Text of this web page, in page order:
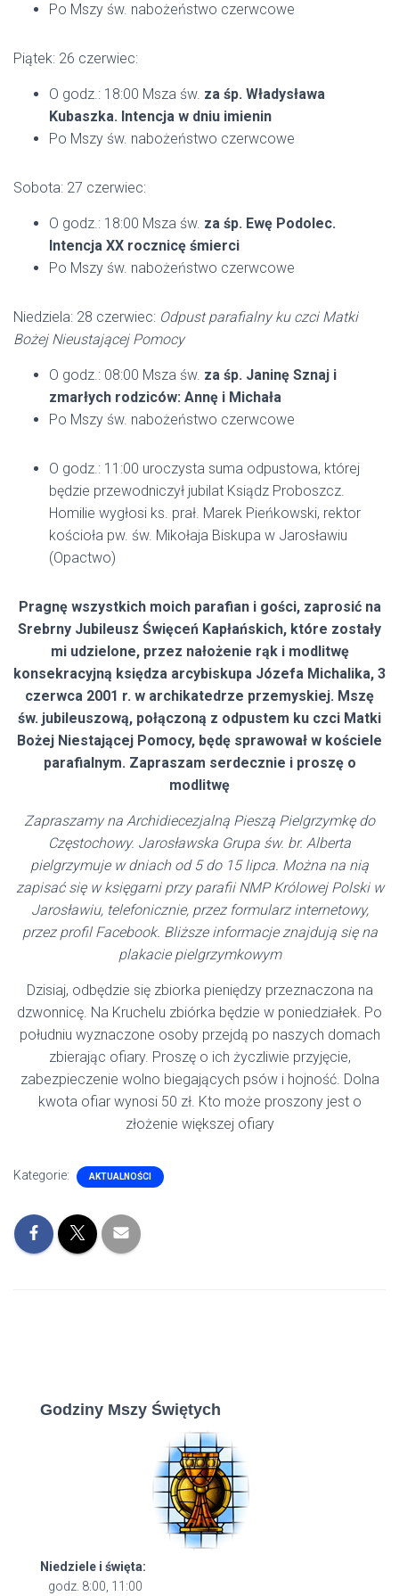
Po Mszy św. nabożeństwo czerwcowe
Piątek: 26 czerwiec:
O godz.: 18:00 Msza św. za śp. Władysława
Kubaszka. Intencja w dniu imienin
Po Mszy św. nabożeństwo czerwcowe
Sobota: 27 czerwiec:
O godz.: 18:00 Msza św. za śp. Ewę Podolec.
Intencja XX rocznicę śmierci
Po Mszy św. nabożeństwo czerwcowe
Niedziela: 28 czerwiec: Odpust parafialny ku czci Matki
Bożej Nieustającej Pomocy
O godz.: 08:00 Msza św. za śp. Janinę Sznaj i
zmarłych rodziców: Annę i Michała
Po Mszy św. nabożeństwo czerwcowe
O godz.: 11:00 uroczysta suma odpustowa, której
będzie przewodniczył jubilat Ksiądz Proboszcz.
Homilie wygłosi ks. prał. Marek Pieńkowski, rektor
kościoła pw. św. Mikołaja Biskupa w Jarosławiu
(Opactwo)
Pragnę wszystkich moich parafian i gości, zaprosić na
Srebrny Jubileusz Święceń Kapłańskich, które zostały
mi udzielone, przez nałożenie rąk i modlitwę
konsekracyjną księdza arcybiskupa Józefa Michalika, 3
czerwca 2001 r. w archikatedrze przemyskiej. Mszę
św. jubileuszową, połączoną z odpustem ku czci Matki
Bożej Niestającej Pomocy, będę sprawował w kościele
parafialnym. Zapraszam serdecznie i proszę o
modlitwę
Zapraszamy na Archidiecezjalną Pieszą Pielgrzymkę do
Częstochowy. Jarosławska Grupa św. br. Alberta
pielgrzymuje w dniach od 5 do 15 lipca. Można na nią
zapisać się w księgarni przy parafii NMP Królowej Polski w
Jarosławiu, telefonicznie, przez formularz internetowy,
przez profil Facebook. Bliższe informacje znajdują się na
plakacie pielgrzymkowym
Dzisiaj, odbędzie się zbiorka pieniędzy przeznaczona na
dzwonnicę. Na Kruchelu zbiórka będzie w poniedziałek. Po
południu wyznaczone osoby przejdą po naszych domach
zbierając ofiary. Proszę o ich życzliwie przyjęcie,
zabezpieczenie wolno biegających psów i hojność. Dolna
kwota ofiar wynosi 50 zł. Kto może proszony jest o
złożenie większej ofiary
Kategorie: AKTUALNOŚCI
Godziny Mszy Świętych
Niedziele i święta:
godz. 8:00, 11:00